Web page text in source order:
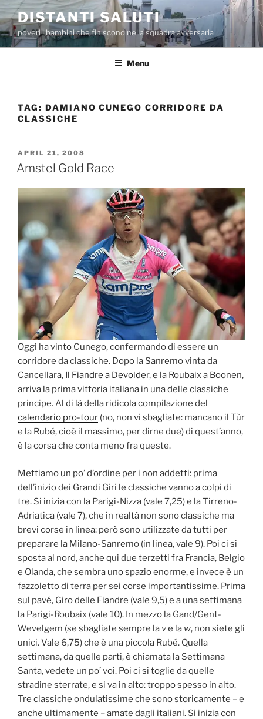
Skip
to
content
DISTANTI SALUTI
poveri i bambini che finiscono nella squadra avversaria
Menu
TAG: DAMIANO CUNEGO CORRIDORE DA
CLASSICHE
POSTED
ON
APRIL 21, 2008
Amstel Gold Race
Oggi ha vinto Cunego, confermando di essere un
corridore da classiche. Dopo la Sanremo vinta da
Cancellara,
Il Fiandre a Devolder, e la Roubaix a Boonen,
arriva la prima vittoria italiana in una delle classiche
principe. Al di là della ridicola compilazione del
calendario pro-tour (no, non vi sbagliate: mancano il Tùr
e la Rubé, cioè il massimo, per dirne due) di quest’anno,
è la corsa che conta meno fra queste.
Mettiamo un po’ d’ordine per i non addetti: prima
dell’inizio dei Grandi Giri le classiche vanno a colpi di
tre. Si inizia con la Parigi-Nizza (vale 7,25) e la Tirreno-
Adriatica (vale 7), che in realtà non sono classiche ma
brevi corse in linea: però sono utilizzate da tutti per
preparare la Milano-Sanremo (in linea, vale 9). Poi ci si
sposta al nord, anche qui due terzetti fra Francia, Belgio
e Olanda, che sembra uno spazio enorme, e invece è un
fazzoletto di terra per sei corse importantissime. Prima
sul pavé, Giro delle Fiandre (vale 9,5) e a una settimana
la Parigi-Roubaix (vale 10). In mezzo la Gand/Gent-
Wevelgem (se sbagliate sempre la ve la w, non siete gli
unici. Vale 6,75) che è una piccola Rubé. Quella
settimana, da quelle parti, è chiamata la Settimana
Santa, vedete un po’ voi. Poi ci si toglie da quelle
stradine sterrate, e si va in alto: troppo spesso in alto.
Tre classiche ondulatissime che sono storicamente – e
anche ultimamente – amate dagli italiani. Si inizia con